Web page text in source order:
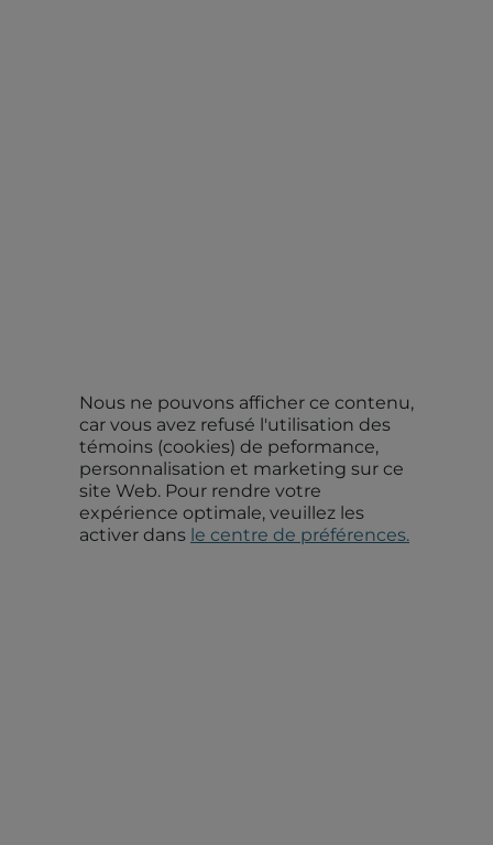
Nous ne pouvons afficher ce contenu,
car vous avez refusé l'utilisation des
témoins (cookies) de peformance,
personnalisation et marketing sur ce
site Web. Pour rendre votre
expérience optimale, veuillez les
activer dans le centre de préférences.